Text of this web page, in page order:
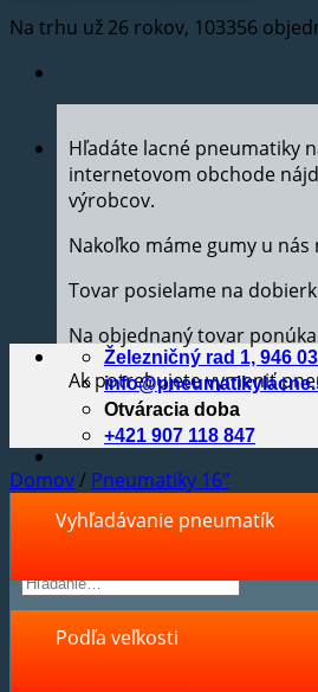
Na trhu už 26 rokov, 103356
Hľadáte lacné pneumatiky
internetovom obchode
výrobcov.
Nakoľko máme gumy u
Tovar posielame na
Na objednaný tovar
Ak potrebujete vymeniť
Železničný rad 1, 946
Otváracia doba
+421 907 118 847
Domov/ Pneumatiky 16"
Vyhľadávanie pneumatík
Podľa veľkosti